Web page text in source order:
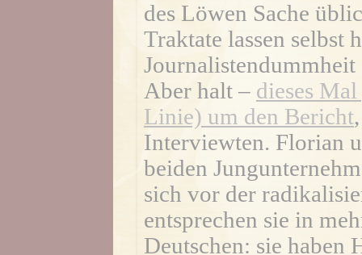
des Löwen Sache
Traktate lassen selbst
Journalistendummheit
Aber halt – dieses
Linie) um den Bericht
Interviewten. Florian
beiden
sich vor der
entsprechen sie in
Deutschen: sie haben